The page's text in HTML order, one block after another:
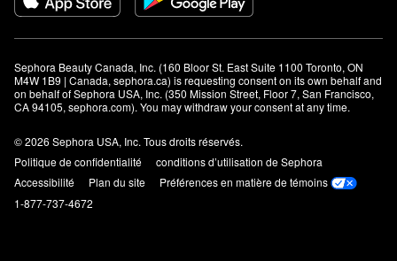
Sephora Beauty Canada, Inc. (160 Bloor St. East Suite 1100 Toronto, ON
M4W 1B9 | Canada, sephora.ca) is requesting consent on its own behalf and
on behalf of Sephora USA, Inc. (350 Mission Street, Floor 7, San Francisco,
CA 94105, sephora.com). You may withdraw your consent at any time.
© 2026 Sephora USA, Inc. Tous droits réservés.
Politique de confidentialité
conditions d’utilisation de Sephora
Accessibilité
Plan du site
Préférences en matière de témoins
1-877-737-4672